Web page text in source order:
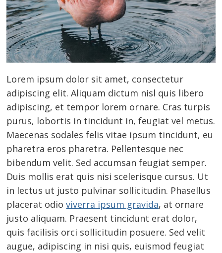
Lorem ipsum dolor sit amet, consectetur
adipiscing elit. Aliquam dictum nisl quis libero
adipiscing, et tempor lorem ornare. Cras turpis
purus, lobortis in tincidunt in, feugiat vel metus.
Maecenas sodales felis vitae ipsum tincidunt, eu
pharetra eros pharetra. Pellentesque nec
bibendum velit. Sed accumsan feugiat semper.
Duis mollis erat quis nisi scelerisque cursus. Ut
in lectus ut justo pulvinar sollicitudin. Phasellus
placerat odioviverra ipsum gravida, at ornare
justo aliquam. Praesent tincidunt erat dolor,
quis facilisis orci sollicitudin posuere. Sed velit
augue, adipiscing in nisi quis, euismod feugiat